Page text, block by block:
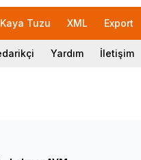
Kaya Tuzu XML Export
Yardım İletişim